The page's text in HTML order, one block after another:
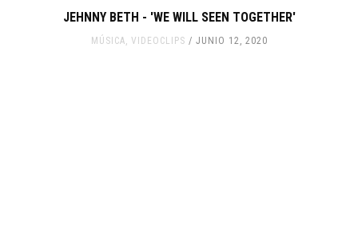
JEHNNY BETH - 'WE WILL SEEN TOGETHER'
MÚSICA, VIDEOCLIPS JUNIO 12, 2020